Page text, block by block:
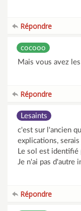
Répondre
cocooo
Mais vous avez
Répondre
Lesaints
c'est sur l'ancien
explications,
Le sol est
Je n'ai pas d'autre
Répondre